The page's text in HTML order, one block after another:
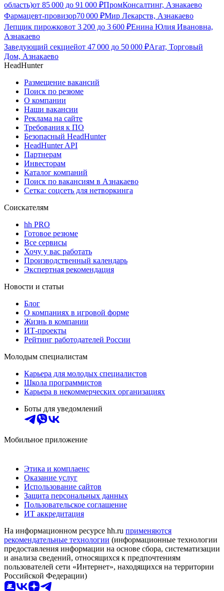
область)от 85 000 до 91 000 ₽ПромКонсалтинг, Азнакаево
Фармацевт-провизор70 000 ₽Мир Лекарств, Азнакаево
Лепщик пирожковот 3 200 до 3 600 ₽Енина Юлия Ивановна,
Азнакаево
Заведующий секциейот 47 000 до 50 000 ₽Агат, Торговый
Дом, Азнакаево
HeadHunter
Размещение вакансий
Поиск по резюме
О компании
Наши вакансии
Реклама на сайте
Требования к ПО
Безопасный HeadHunter
HeadHunter API
Партнерам
Инвесторам
Каталог компаний
Поиск по вакансиям в Азнакаево
Сетка: соцсеть для нетворкинга
Соискателям
hh PRO
Готовое резюме
Все сервисы
Хочу у вас работать
Производственный календарь
Экспертная рекомендация
Новости и статьи
Блог
О компаниях в игровой форме
Жизнь в компании
ИТ-проекты
Рейтинг работодателей России
Молодым специалистам
Карьера для молодых специалистов
Школа программистов
Карьера в некоммерческих организациях
Боты для уведомлений
Мобильное приложение
Этика и комплаенс
Оказание услуг
Использование сайтов
Защита персональных данных
Пользовательское соглашение
ИТ аккредитация
На информационном ресурсе hh.ru применяются
рекомендательные технологии (информационные технологии
предоставления информации на основе сбора, систематизации
и анализа сведений, относящихся к предпочтениям
пользователей сети «Интернет», находящихся на территории
Российской Федерации)